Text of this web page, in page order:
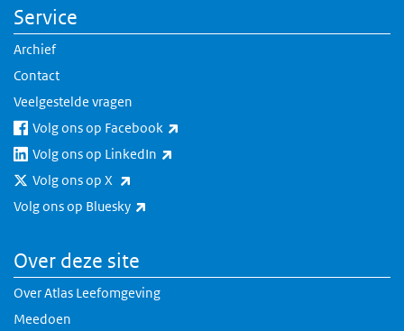
Service
Archief
Contact
Veelgestelde vragen
Volg ons op Facebook
Volg ons op LinkedIn
Volg ons op X
Volg ons op Bluesky
Over deze site
Over Atlas Leefomgeving
Meedoen